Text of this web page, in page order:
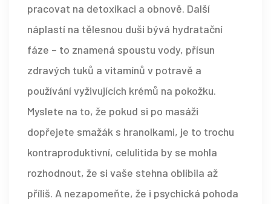
pracovat na detoxikaci a obnově. Další
náplastí na tělesnou duši bývá hydratační
fáze – to znamená spoustu vody, přísun
zdravých tuků a vitamínů v potravě a
používání vyživujících krémů na pokožku.
Myslete na to, že pokud si po masáži
dopřejete smažák s hranolkami, je to trochu
kontraproduktivní, celulitida by se mohla
rozhodnout, že si vaše stehna oblíbila až
příliš. A nezapomeňte, že i psychická pohoda